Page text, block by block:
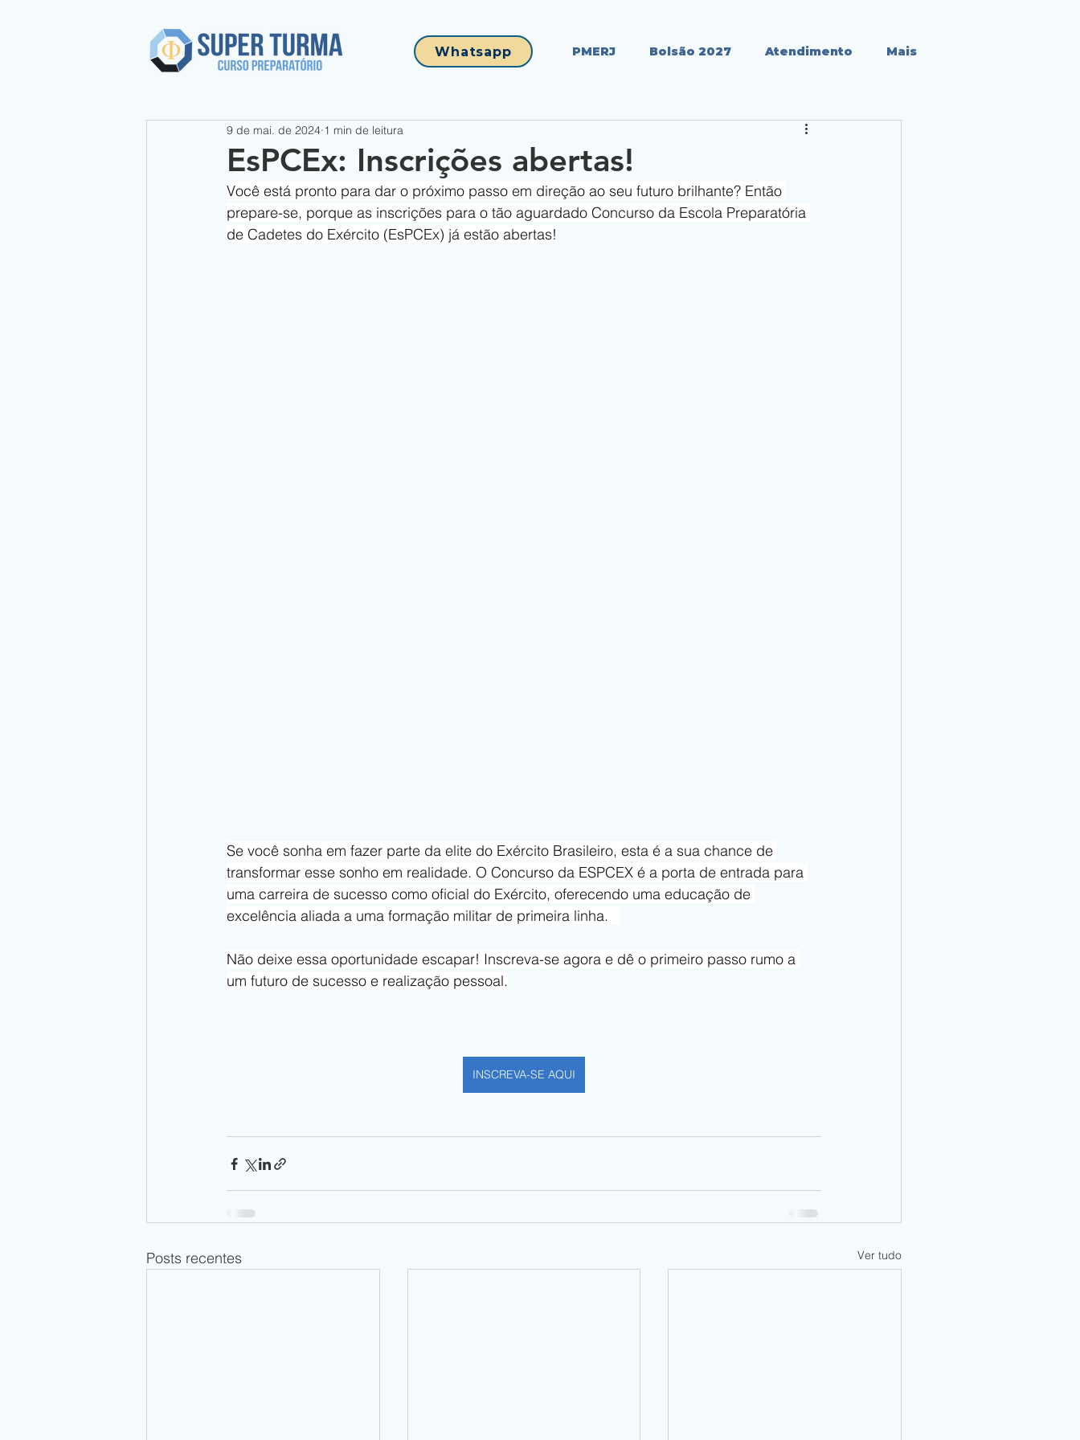
Whatsapp PMERJ Bolsão 2027 Atendimento Mais
EsPCEx: Inscrições abertas!
9 de mai. de 2024 1 min de leitura
Você está pronto para dar o próximo passo em direção ao seu futuro brilhante? Então
prepare-se, porque as inscrições para o tão aguardado Concurso da Escola Preparatória
de Cadetes do Exército (EsPCEx) já estão abertas!
Se você sonha em fazer parte da elite do Exército Brasileiro, esta é a sua chance de
transformar esse sonho em realidade. O Concurso da ESPCEX é a porta de entrada para
uma carreira de sucesso como oficial do Exército, oferecendo uma educação de
excelência aliada a uma formação militar de primeira linha.
Não deixe essa oportunidade escapar! Inscreva-se agora e dê o primeiro passo rumo a
um futuro de sucesso e realização pessoal.
INSCREVA-SE AQUI
Posts recentes Ver tudo